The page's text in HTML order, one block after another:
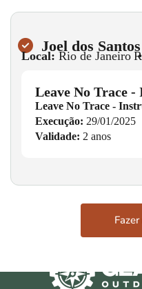
Joel dos
Local: Rio de Janeiro •
Leave No Trace
Leave No Trace -
Execução: 29/01/2025
Validade: 2 anos